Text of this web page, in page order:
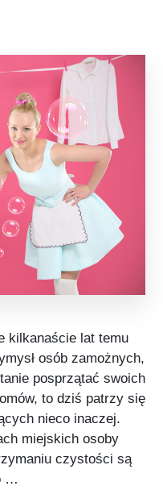
kilkanaście lat temu
osób zamożnych,
posprzątać swoich
to dziś patrzy się
nieco inaczej.
miejskich osoby
czystości są
…